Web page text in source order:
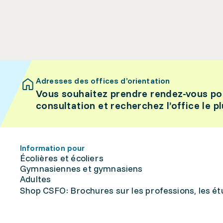
Adresses des offices d’orientation
Vous souhaitez prendre rendez-vous
consultation et recherchez l’office le
Information pour
Écolières et écoliers
Gymnasiennes et gymnasiens
Adultes
Shop CSFO: Brochures sur les professions, les